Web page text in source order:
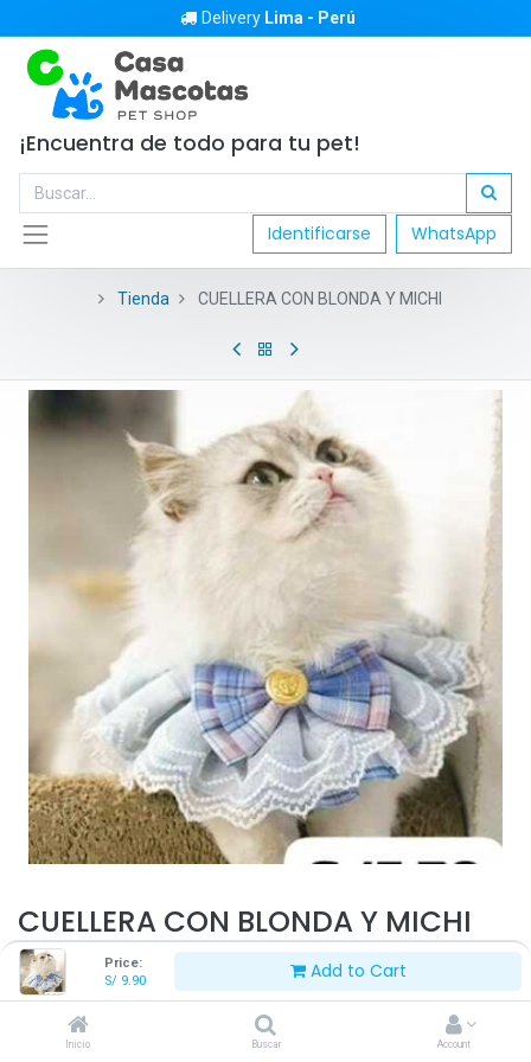
Price:
S/ 9.90 Add to Cart
Inicio Buscar Account
Delivery Lima - Perú
¡Encuentra de todo para tu pet!
Identificarse WhatsApp
Tienda CUELLERA CON BLONDA Y MICHI
CUELLERA CON BLONDA Y MICHI
S/9.90 S/14.90